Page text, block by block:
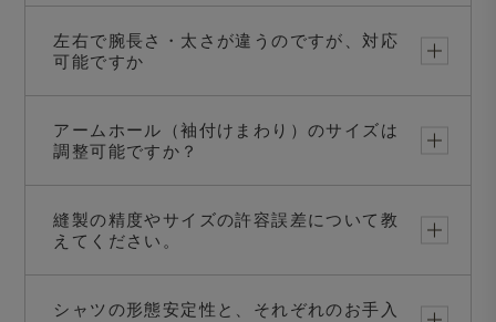
左右で腕長さ・太さが違うのですが、対応
可能ですか
アームホール（袖付けまわり）のサイズは
調整可能ですか？
縫製の精度やサイズの許容誤差について教
えてください。
シャツの形態安定性と、それぞれのお手入